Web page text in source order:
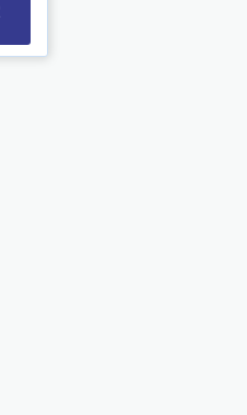
a date. Press the
and select a date.